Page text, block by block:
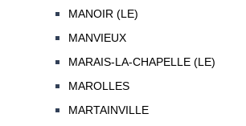
MANOIR (LE)
MANVIEUX
MARAIS-LA-CHAPELLE (LE)
MAROLLES
MARTAINVILLE